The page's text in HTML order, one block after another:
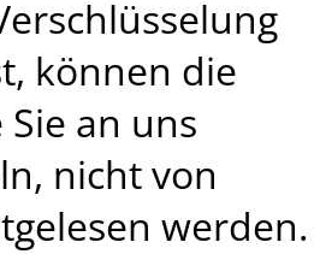
können die
an uns
nicht von
werden.